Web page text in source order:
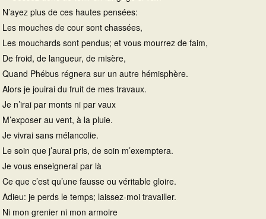
N’ayez plus de ces hautes pensées:
Les mouches de cour sont chassées,
Les mouchards sont pendus; et vous mourrez de faim,
De froid, de langueur, de misère,
Quand Phébus régnera sur un autre hémisphère.
Alors je jouirai du fruit de mes travaux.
Je n’irai par monts ni par vaux
M’exposer au vent, à la pluie.
Je vivrai sans mélancolie.
Le soin que j’aurai pris, de soin m’exemptera.
Je vous enseignerai par là
Ce que c’est qu’une fausse ou véritable gloire.
Adieu: je perds le temps; laissez-moi travailler.
Ni mon grenier ni mon armoire